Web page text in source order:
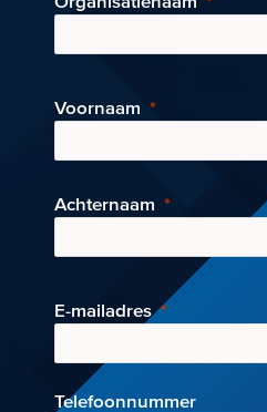
Voornaam
Achternaam
E-mailadres
Telefoonnummer